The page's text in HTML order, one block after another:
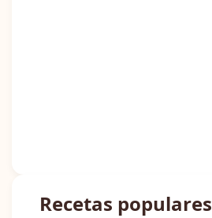
Recetas populares